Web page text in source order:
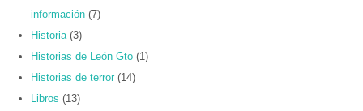
información (7)
Historia (3)
Historias de León Gto (1)
Historias de terror (14)
Libros (13)